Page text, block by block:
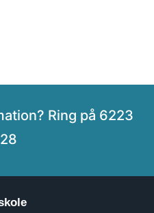
Ring på 6223